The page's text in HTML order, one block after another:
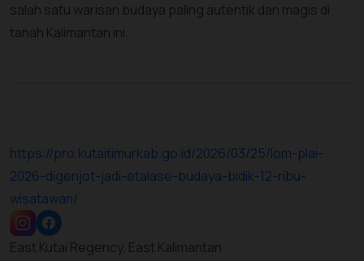
salah satu warisan budaya paling autentik dan magis di
tanah Kalimantan ini.
https://pro.kutaitimurkab.go.id/2026/03/25/lom-plai-
2026-digenjot-jadi-etalase-budaya-bidik-12-ribu-
wisatawan/
East Kutai Regency, East Kalimantan